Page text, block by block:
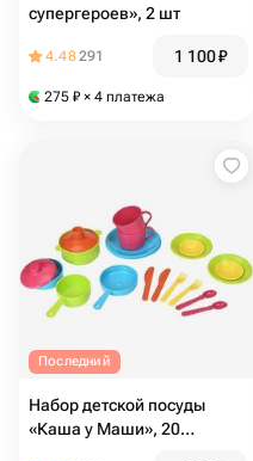
супергероев», 2 шт
4.48291 1 100₽
275 ₽ × 4 платежа
Последний
Набор детской посуды
«Каша у Маши», 20